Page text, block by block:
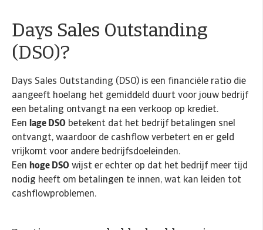
Days Sales Outstanding
(DSO)?
Days Sales Outstanding (DSO) is een financiële ratio die
aangeeft hoelang het gemiddeld duurt voor jouw bedrijf
een betaling ontvangt na een verkoop op krediet.
Een lage DSO betekent dat het bedrijf betalingen snel
ontvangt, waardoor de cashflow verbetert en er geld
vrijkomt voor andere bedrijfsdoeleinden.
Een hoge DSO wijst er echter op dat het bedrijf meer tijd
nodig heeft om betalingen te innen, wat kan leiden tot
cashflowproblemen.